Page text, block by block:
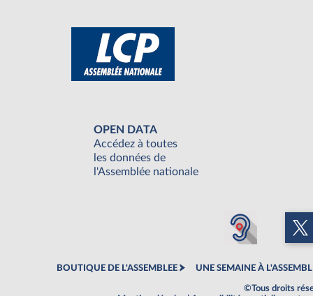
OPEN DATA
Accédez à toutes
les données de
l'Assemblée nationale
BOUTIQUE DE L'ASSEMBLEE UNE SEMAINE À
©Tous droits